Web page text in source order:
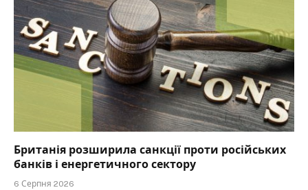
Британія розширила санкції проти російських
банків і енергетичного сектору
6 Серпня 2026